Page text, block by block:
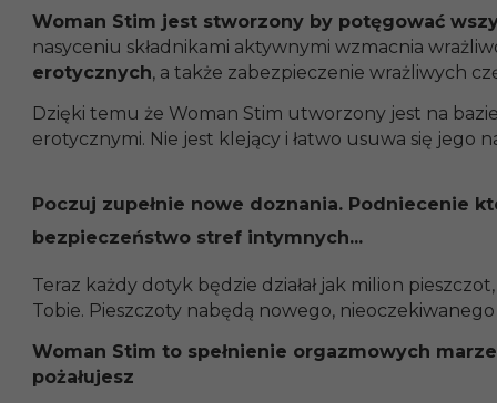
Woman Stim jest stworzony by potęgować
nasyceniu składnikami aktywnymi wzmacnia
erotycznych, a także zabezpieczenie wrażliwych
Dzięki temu że Woman Stim utworzony jest na
erotycznymi. Nie jest klejący i łatwo usuwa się jego
Poczuj zupełnie nowe doznania. Podniecenie
bezpieczeństwo stref intymnych...
Teraz każdy dotyk będzie działał jak milion
Tobie. Pieszczoty nabędą nowego,
Woman Stim to spełnienie orgazmowych
pożałujesz